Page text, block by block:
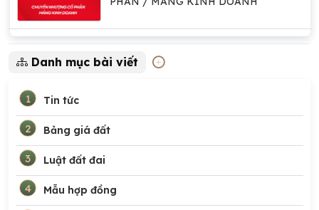
Danh mục bài viết
1 Tin tức
2 Bảng giá đất
3 Luật đất đai
4 Mẫu hợp đồng